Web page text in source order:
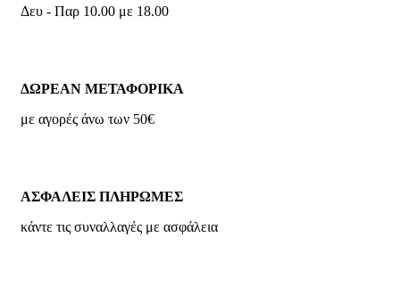
Δευ - Παρ 10.00 με 18.00
ΔΩΡΕΑΝ ΜΕΤΑΦΟΡΙΚΑ
με αγορές άνω των 50€
ΑΣΦΑΛΕΙΣ ΠΛΗΡΩΜΕΣ
κάντε τις συναλλαγές με ασφάλεια